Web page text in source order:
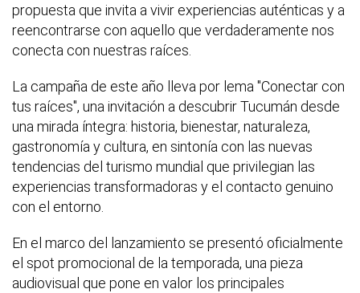
propuesta que invita a vivir experiencias auténticas y a
reencontrarse con aquello que verdaderamente nos
conecta con nuestras raíces.
La campaña de este año lleva por lema "Conectar con
tus raíces", una invitación a descubrir Tucumán desde
una mirada íntegra: historia, bienestar, naturaleza,
gastronomía y cultura, en sintonía con las nuevas
tendencias del turismo mundial que privilegian las
experiencias transformadoras y el contacto genuino
con el entorno.
En el marco del lanzamiento se presentó oficialmente
el spot promocional de la temporada, una pieza
audiovisual que pone en valor los principales